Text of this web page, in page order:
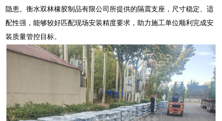
隐患。衡水双林橡胶制品有限公司所提供的隔震支座，尺寸稳定、适
配性强，能够较好匹配现场安装精度要求，助力施工单位顺利完成安
装质量管控目标。